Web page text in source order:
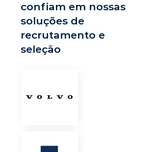
confiam em nossas
soluções de
recrutamento e
seleção